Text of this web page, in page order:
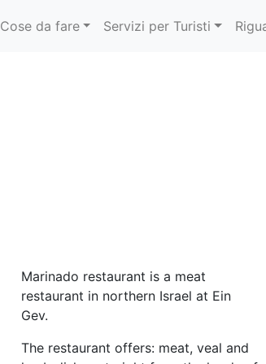
Cose da fare Servizi per Turisti
Marinado restaurant is a meat
restaurant in northern Israel at Ein
Gev.
The restaurant offers: meat, veal and